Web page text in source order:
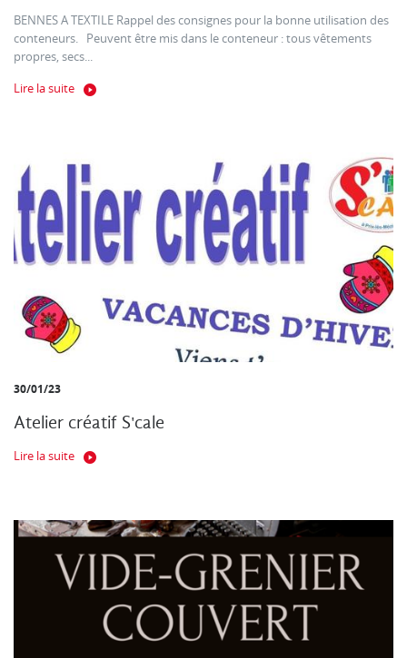
BENNES A TEXTILE Rappel des consignes pour la bonne utilisation des
conteneurs. Peuvent être mis dans le conteneur : tous vêtements
propres, secs...
Lire la suite
30/01/23
Atelier créatif S'cale
Lire la suite